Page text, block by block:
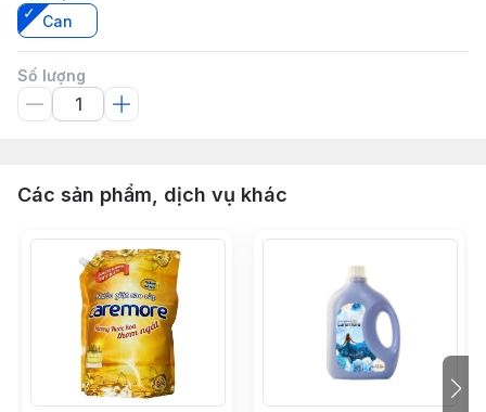
Can
Số lượng
Các sản phẩm, dịch vụ khác